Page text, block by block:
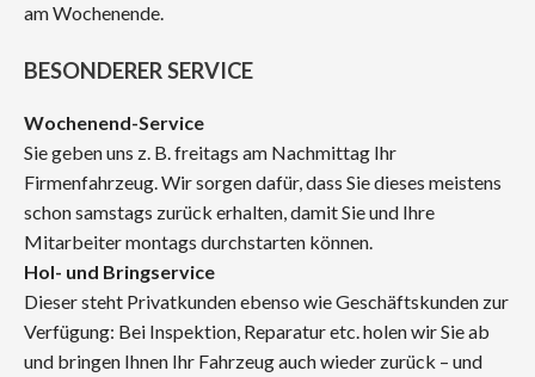
am Wochenende.
BESONDERER SERVICE
Wochenend-Service
Sie geben uns z. B. freitags am Nachmittag Ihr
Firmenfahrzeug. Wir sorgen dafür, dass Sie dieses meistens
schon samstags zurück erhalten, damit Sie und Ihre
Mitarbeiter montags durchstarten können.
Hol- und Bringservice
Dieser steht Privatkunden ebenso wie Geschäftskunden zur
Verfügung: Bei Inspektion, Reparatur etc. holen wir Sie ab
und bringen Ihnen Ihr Fahrzeug auch wieder zurück – und